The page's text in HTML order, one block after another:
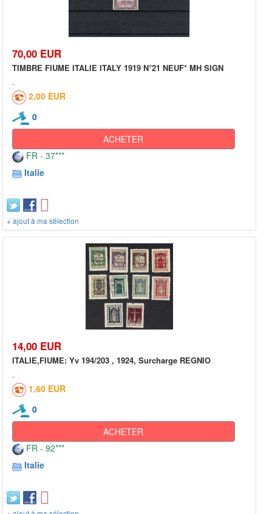
70,00 EUR
TIMBRE FIUME ITALIE ITALY 1919 N°21 NEUF* MH SIGN
2,00 EUR
0
ACHETER
FR - 37***
Italie
+ ajout à ma sélection
14,00 EUR
ITALIE,FIUME: Yv 194/203 , 1924, Surcharge REGNIO
1,60 EUR
0
ACHETER
FR - 92***
Italie